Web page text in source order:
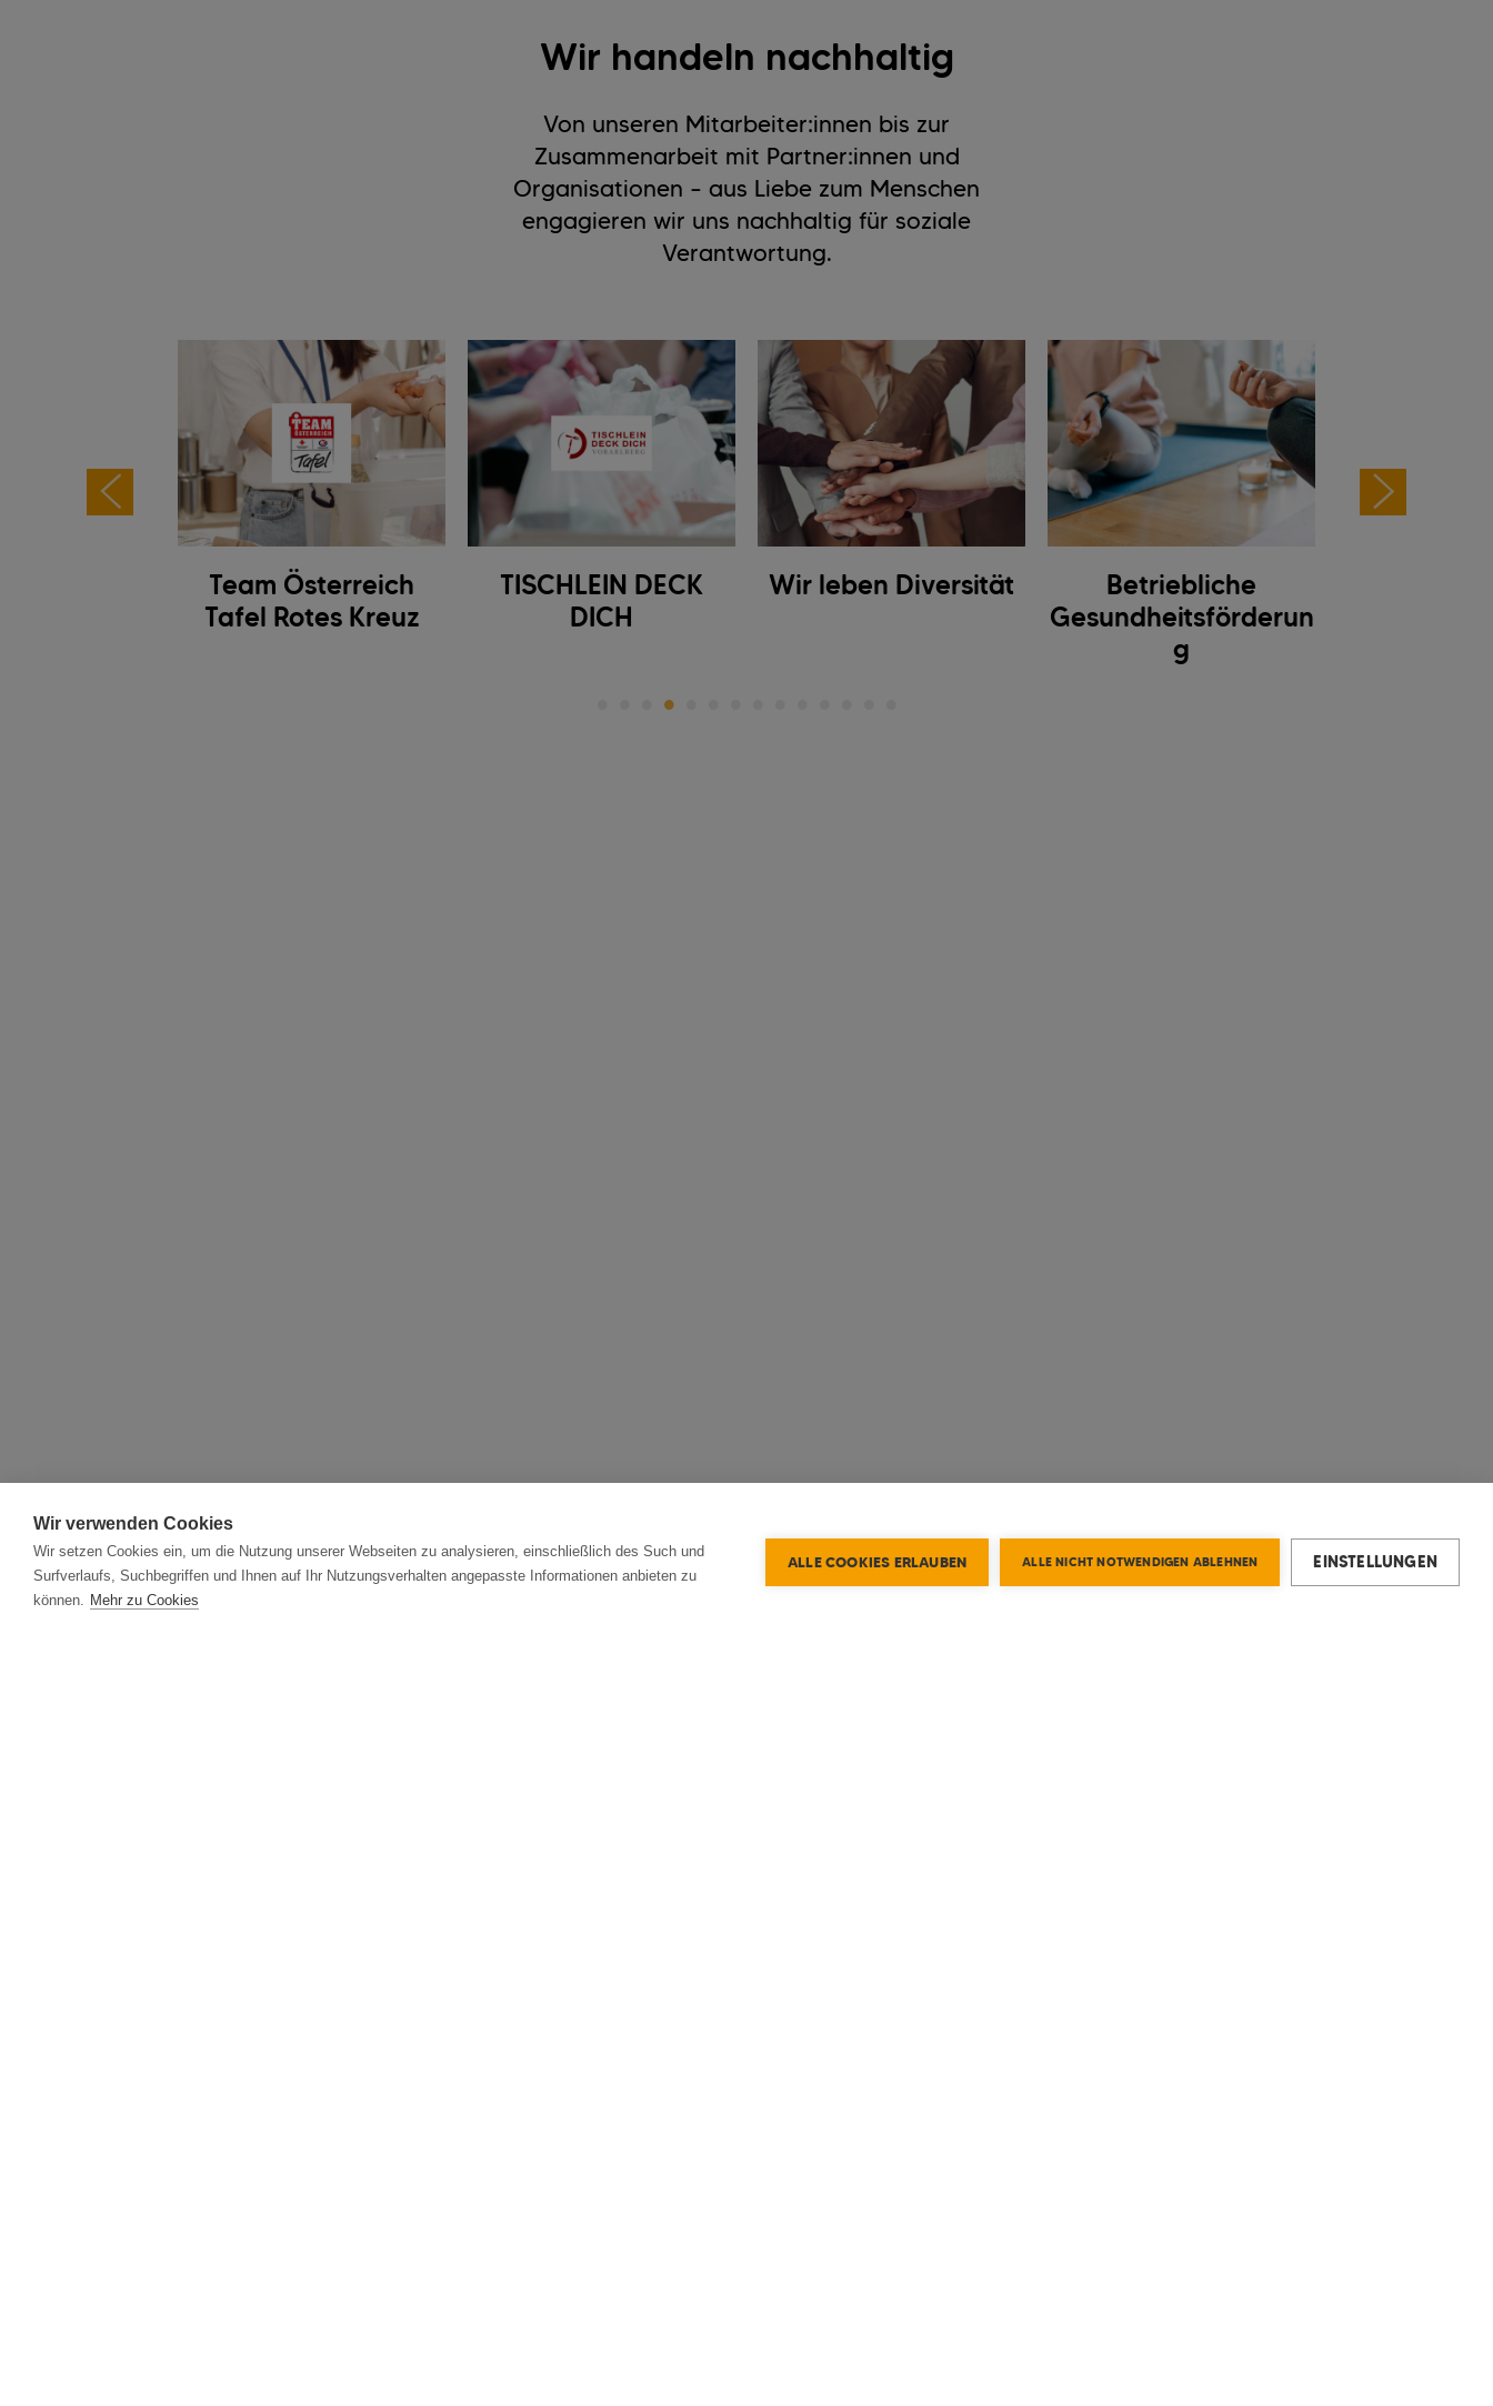
Wir handeln nachhaltig
Von unseren Mitarbeiter:innen bis zur
Zusammenarbeit mit Partner:innen und
Organisationen – aus Liebe zum Menschen
engagieren wir uns nachhaltig für soziale
Verantwortung.
Team Österreich
Tafel Rotes Kreuz
TISCHLEIN DECK
DICH
Wir leben Diversität
Betriebliche
Gesundheitsförderun
g
Wir verwenden Cookies
Wir setzen Cookies ein, um die Nutzung unserer Webseiten zu analysieren, einschließlich des Such und
Surfverlaufs, Suchbegriffen und Ihnen auf Ihr Nutzungsverhalten angepasste Informationen anbieten zu
können. Mehr zu Cookies
ALLE COOKIES ERLAUBEN ALLE NICHT NOTWENDIGEN ABLEHNEN EINSTELLUNGEN